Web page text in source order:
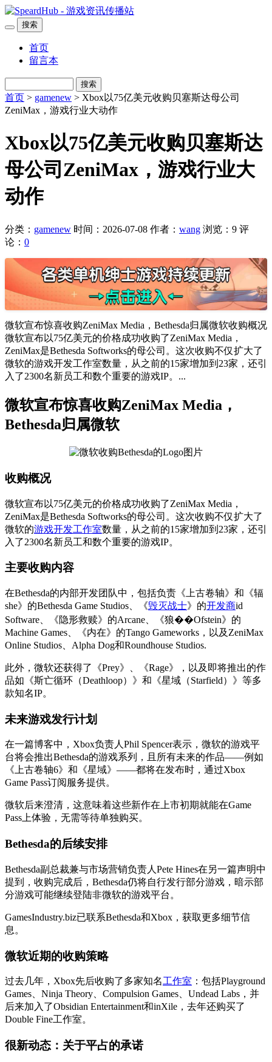
搜索
首页
留言本
搜索
首页 > gamenew > Xbox以75亿美元收购贝塞斯达母公司
ZeniMax，游戏行业大动作
Xbox以75亿美元收购贝塞斯达
母公司ZeniMax，游戏行业大
动作
分类： gamenew 时间：2026-07-08 作者： wang 浏览：9 评
论： 0
微软宣布惊喜收购ZeniMax Media，Bethesda归属微软收购概况
微软宣布以75亿美元的价格成功收购了ZeniMax Media，
ZeniMax是Bethesda Softworks的母公司。这次收购不仅扩大了
微软的游戏开发工作室数量，从之前的15家增加到23家，还引
入了2300名新员工和数个重要的游戏IP。...
微软宣布惊喜收购ZeniMax Media，
Bethesda归属微软
收购概况
微软宣布以75亿美元的价格成功收购了ZeniMax Media，
ZeniMax是Bethesda Softworks的母公司。这次收购不仅扩大了
微软的游戏开发工作室数量，从之前的15家增加到23家，还引
入了2300名新员工和数个重要的游戏IP。
主要收购内容
在Bethesda的内部开发团队中，包括负责《上古卷轴》和《辐
she》的Bethesda Game Studios、《毁灭战士》的开发商id
Software、《隐形救赎》的Arcane、《狼��Ofstein》的
Machine Games、《内在》的Tango Gameworks，以及ZeniMax
Online Studios、Alpha Dog和Roundhouse Studios.
此外，微软还获得了《Prey》、《Rage》，以及即将推出的作
品如《斯亡循环（Deathloop）》和《星域（Starfield）》等多
款知名IP。
未来游戏发行计划
在一篇博客中，Xbox负责人Phil Spencer表示，微软的游戏平
台将会推出Bethesda的游戏系列，且所有未来的作品——例如
《上古卷轴6》和《星域》——都将在发布时，通过Xbox
Game Pass订阅服务提供。
微软后来澄清，这意味着这些新作在上市初期就能在Game
Pass上体验，无需等待单独购买。
Bethesda的后续安排
Bethesda副总裁兼与市场营销负责人Pete Hines在另一篇声明中
提到，收购完成后，Bethesda仍将自行发行部分游戏，暗示部
分游戏可能继续登陆非微软的游戏平台。
GamesIndustry.biz已联系Bethesda和Xbox，获取更多细节信
息。
微软近期的收购策略
过去几年，Xbox先后收购了多家知名工作室 ：包括Playground
Games、Ninja Theory、Compulsion Games、Undead Labs，并
后来加入了Obsidian Entertainment和inXile，去年还购买了
Double Fine工作室。
很新动态：关于平占的承诺